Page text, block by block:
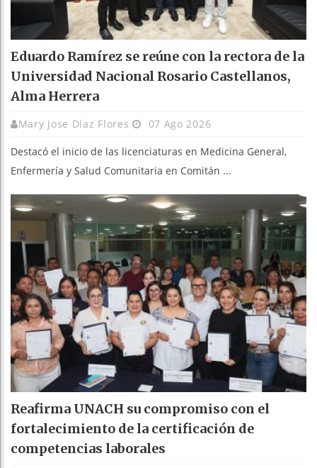
Eduardo Ramírez se reúne con la rectora de la
Universidad Nacional Rosario Castellanos,
Alma Herrera
Mary Jose Díaz Flores 07 Ago 2026
Destacó el inicio de las licenciaturas en Medicina General,
Enfermería y Salud Comunitaria en Comitán ...
Reafirma UNACH su compromiso con el
fortalecimiento de la certificación de
competencias laborales